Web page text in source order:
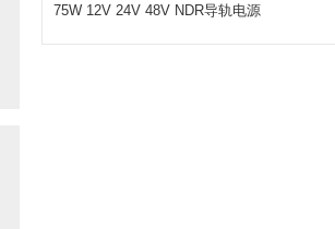
75W 12V 24V 48V NDR导轨电源